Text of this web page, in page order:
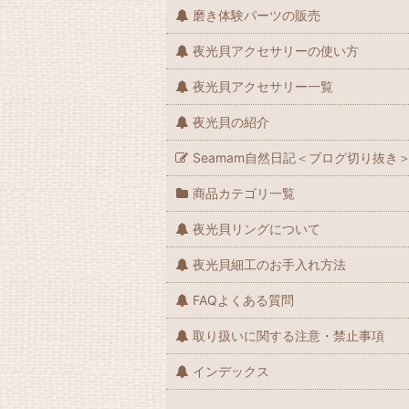
磨き体験パーツの販売
夜光貝アクセサリーの使い方
夜光貝アクセサリー一覧
夜光貝の紹介
Seamam自然日記＜ブログ切り抜き
商品カテゴリ一覧
夜光貝リングについて
夜光貝細工のお手入れ方法
FAQよくある質問
取り扱いに関する注意・禁止事項
インデックス